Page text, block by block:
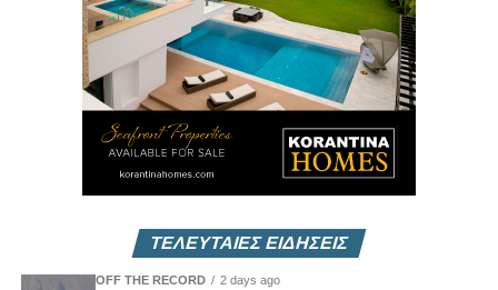
ΤΕΛΕΥΤΑΙΕΣ ΕΙΔΗΣΕΙΣ
OFF THE RECORD 2 days ago